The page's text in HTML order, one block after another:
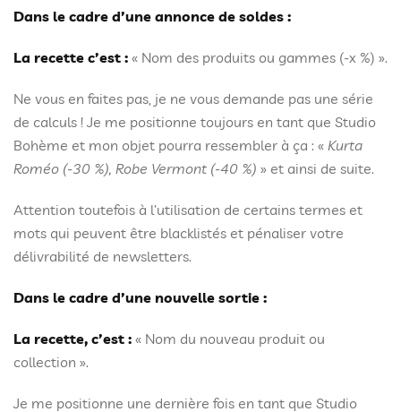
Dans le cadre d’une annonce de soldes :
La recette c’est : « Nom des produits ou gammes (-x %) ».
Ne vous en faites pas, je ne vous demande pas une série
de calculs ! Je me positionne toujours en tant que Studio
Bohème et mon objet pourra ressembler à ça : « Kurta
Roméo (-30 %), Robe Vermont (-40 %) » et ainsi de suite.
Attention toutefois à l’utilisation de certains termes et
mots qui peuvent être blacklistés et pénaliser votre
délivrabilité de newsletters.
Dans le cadre d’une nouvelle sortie :
La recette, c’est : « Nom du nouveau produit ou
collection ».
Je me positionne une dernière fois en tant que Studio